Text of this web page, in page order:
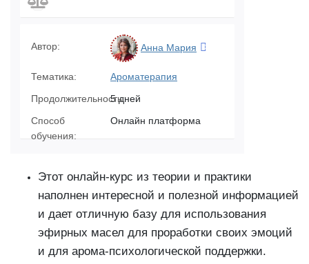
Автор: Анна Мария
Тематика:
Ароматерапия
Продолжительность:5 дней
Способ
обучения:
Онлайн платформа
Этот онлайн-курс из теории и практики
наполнен интересной и полезной информацией
и дает отличную базу для использования
эфирных масел для проработки своих эмоций
и для арома-психологической поддержки.